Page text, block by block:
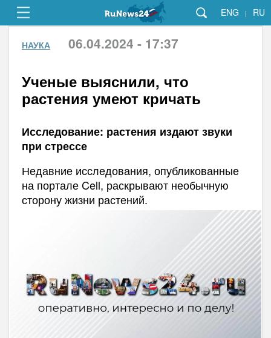
ENG | RU
НАУКА 06.04.2024 - 17:37
Ученые выяснили, что
растения умеют кричать
Исследование: растения издают звуки
при стрессе
Недавние исследования, опубликованные
на портале Cell, раскрывают необычную
сторону жизни растений.